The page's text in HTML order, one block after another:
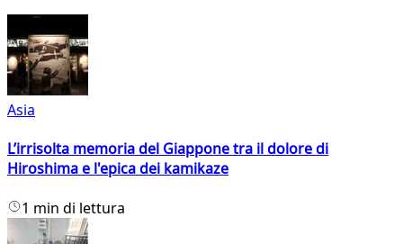
Asia
L’irrisolta memoria del Giappone tra il dolore di
Hiroshima e l'epica dei kamikaze
1 min di lettura